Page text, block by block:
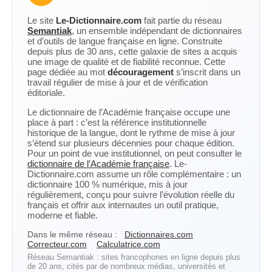
Le site Le-Dictionnaire.com fait partie du réseau
Semantiak, un ensemble indépendant de dictionnaires
et d’outils de langue française en ligne. Construite
depuis plus de 30 ans, cette galaxie de sites a acquis
une image de qualité et de fiabilité reconnue. Cette
page dédiée au mot découragement s’inscrit dans un
travail régulier de mise à jour et de vérification
éditoriale.
Le dictionnaire de l’Académie française occupe une
place à part : c’est la référence institutionnelle
historique de la langue, dont le rythme de mise à jour
s’étend sur plusieurs décennies pour chaque édition.
Pour un point de vue institutionnel, on peut consulter le
dictionnaire de l’Académie française. Le-
Dictionnaire.com assume un rôle complémentaire : un
dictionnaire 100 % numérique, mis à jour
régulièrement, conçu pour suivre l’évolution réelle du
français et offrir aux internautes un outil pratique,
moderne et fiable.
Dans le même réseau :
Dictionnaires.com
Correcteur.com
Calculatrice.com
Réseau Semantiak : sites francophones en ligne depuis plus
de 20 ans, cités par de nombreux médias, universités et